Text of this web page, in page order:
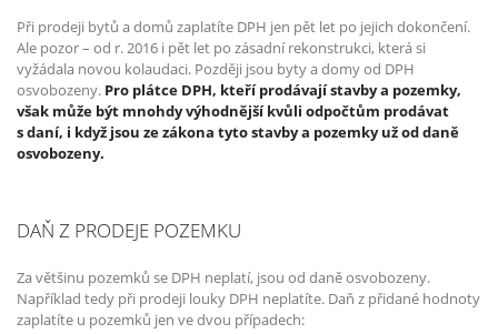
Při prodeji bytů a domů zaplatíte DPH jen pět let po jejich dokončení.
Ale pozor – od r. 2016 i pět let po zásadní rekonstrukci, která si
vyžádala novou kolaudaci. Později jsou byty a domy od DPH
osvobozeny. Pro plátce DPH, kteří prodávají stavby a pozemky,
však může být mnohdy výhodnější kvůli odpočtům prodávat
s daní, i když jsou ze zákona tyto stavby a pozemky už od daně
osvobozeny.
DAŇ Z PRODEJE POZEMKU
Za většinu pozemků se DPH neplatí, jsou od daně osvobozeny.
Například tedy při prodeji louky DPH neplatíte. Daň z přidané hodnoty
zaplatíte u pozemků jen ve dvou případech: